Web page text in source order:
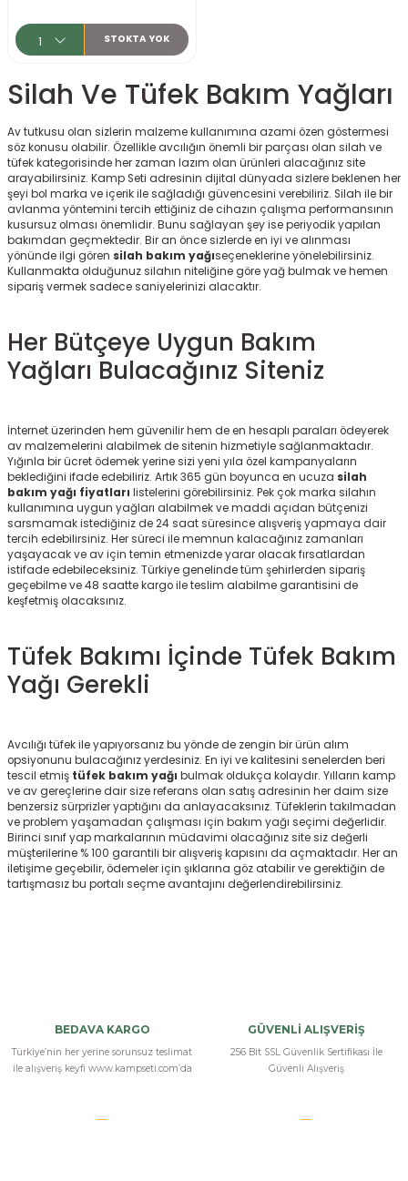
STOKTA YOK
Silah Ve Tüfek Bakım Yağları
Av tutkusu olan sizlerin malzeme kullanımına azami özen göstermesi
söz konusu olabilir. Özellikle avcılığın önemli bir parçası olan silah ve
tüfek kategorisinde her zaman lazım olan ürünleri alacağınız site
arayabilirsiniz. Kamp Seti adresinin dijital dünyada sizlere beklenen her
şeyi bol marka ve içerik ile sağladığı güvencesini verebiliriz. Silah ile bir
avlanma yöntemini tercih ettiğiniz de cihazın çalışma performansının
kusursuz olması önemlidir. Bunu sağlayan şey ise periyodik yapılan
bakımdan geçmektedir. Bir an önce sizlerde en iyi ve alınması
yönünde ilgi gören silah bakım yağıseçeneklerine yönelebilirsiniz.
Kullanmakta olduğunuz silahın niteliğine göre yağ bulmak ve hemen
sipariş vermek sadece saniyelerinizi alacaktır.
Her Bütçeye Uygun Bakım
Yağları Bulacağınız Siteniz
İnternet üzerinden hem güvenilir hem de en hesaplı paraları ödeyerek
av malzemelerini alabilmek de sitenin hizmetiyle sağlanmaktadır.
Yığınla bir ücret ödemek yerine sizi yeni yıla özel kampanyaların
beklediğini ifade edebiliriz. Artık 365 gün boyunca en ucuza silah
bakım yağı fiyatları listelerini görebilirsiniz. Pek çok marka silahın
kullanımına uygun yağları alabilmek ve maddi açıdan bütçenizi
sarsmamak istediğiniz de 24 saat süresince alışveriş yapmaya dair
tercih edebilirsiniz. Her süreci ile memnun kalacağınız zamanları
yaşayacak ve av için temin etmenizde yarar olacak fırsatlardan
istifade edebileceksiniz. Türkiye genelinde tüm şehirlerden sipariş
geçebilme ve 48 saatte kargo ile teslim alabilme garantisini de
keşfetmiş olacaksınız.
Tüfek Bakımı İçinde Tüfek Bakım
Yağı Gerekli
Avcılığı tüfek ile yapıyorsanız bu yönde de zengin bir ürün alım
opsiyonunu bulacağınız yerdesiniz. En iyi ve kalitesini senelerden beri
tescil etmiş tüfek bakım yağı bulmak oldukça kolaydır. Yılların kamp
ve av gereçlerine dair size referans olan satış adresinin her daim size
benzersiz sürprizler yaptığını da anlayacaksınız. Tüfeklerin takılmadan
ve problem yaşamadan çalışması için bakım yağı seçimi değerlidir.
Birinci sınıf yap markalarının müdavimi olacağınız site siz değerli
müşterilerine % 100 garantili bir alışveriş kapısını da açmaktadır. Her an
iletişime geçebilir, ödemeler için şıklarına göz atabilir ve gerektiğin de
tartışmasız bu portalı seçme avantajını değerlendirebilirsiniz.
BEDAVA KARGO
Türkiye’nin her yerine sorunsuz teslimat
ile alışveriş keyfi www.kampseti.com’da
GÜVENLİ ALIŞVERİŞ
256 Bit SSL Güvenlik Sertifikası İle
Güvenli Alışveriş